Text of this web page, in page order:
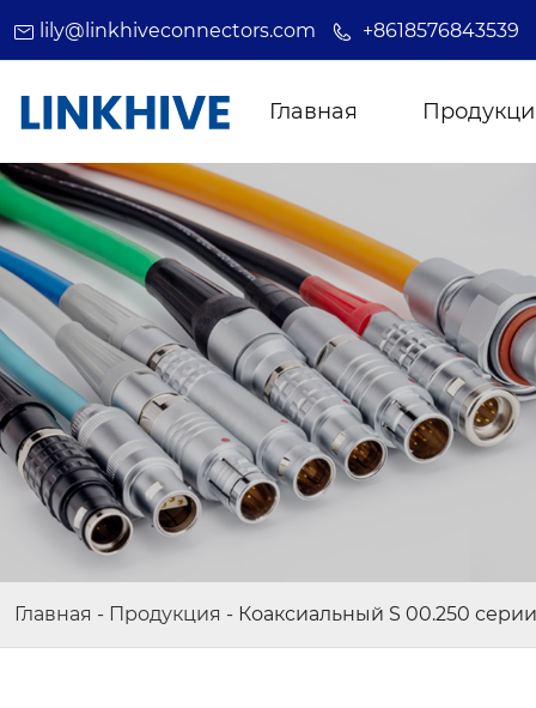
lily@linkhiveconnectors.com +8618576843539
Главная
Главная - Продукция - Коаксиальный S 00.250